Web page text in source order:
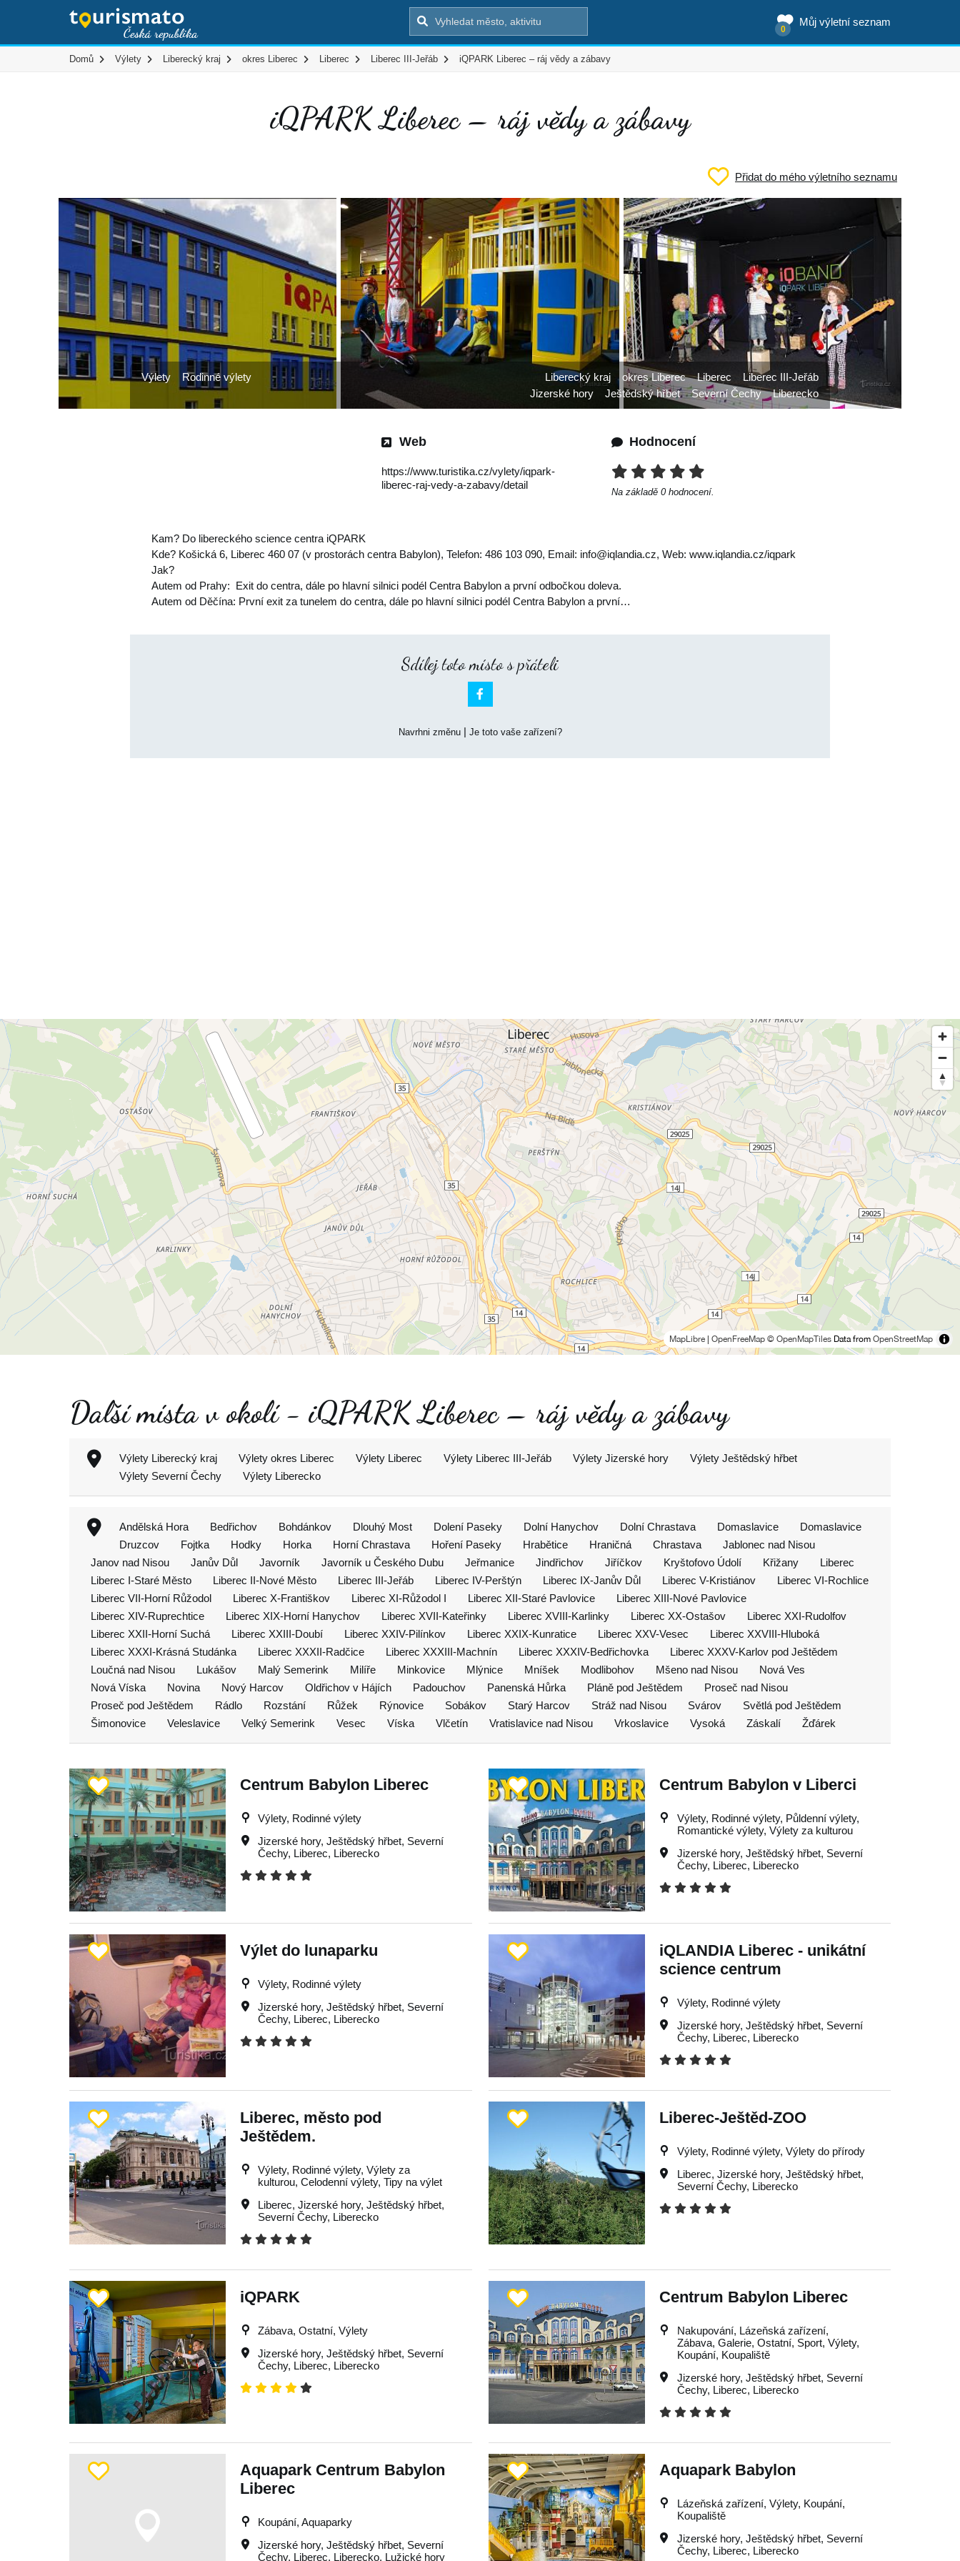
Můj výletní seznam
0
Domů Výlety Liberecký kraj okres Liberec Liberec Liberec III-Jeřáb iQPARK Liberec – ráj vědy a zábavy
iQPARK Liberec – ráj vědy a zábavy
Přidat do mého výletního seznamu
Web
https://www.turistika.cz/vylety/iqpark-
liberec-raj-vedy-a-zabavy/detail
Hodnocení
Na základě 0 hodnocení.
Kam? Do libereckého science centra iQPARK
Kde? Košická 6, Liberec 460 07 (v prostorách centra Babylon), Telefon: 486 103 090, Email: info@iqlandia.cz, Web: www.iqlandia.cz/iqpark
Jak?
Autem od Prahy: Exit do centra, dále po hlavní silnici podél Centra Babylon a první odbočkou doleva.
Autem od Děčína: První exit za tunelem do centra, dále po hlavní silnici podél Centra Babylon a první…
Výlety Rodinné výlety Liberecký kraj okres Liberec Liberec
Liberec III-Jeřáb
Jizerské hory
Ještědský hřbet Severní Čechy Liberecko
Sdílej toto místo s přáteli

Navrhni změnu| Je toto vaše zařízení?
MapLibre OpenFreeMap © OpenMapTiles Data from OpenStreetMap
Další místa v okolí - iQPARK Liberec – ráj vědy a zábavy
Výlety Liberecký kraj Výlety okres Liberec Výlety Liberec Výlety Liberec III-Jeřáb Výlety Jizerské hory
Výlety Ještědský hřbet
Výlety Severní Čechy
Výlety Liberecko
Andělská Hora Bedřichov Bohdánkov Dlouhý Most Dolení Paseky Dolní Hanychov Dolní Chrastava Domaslavice
Domaslavice
Druzcov
Fojtka Hodky Horka Horní Chrastava Hoření Paseky Hrabětice Hraničná Chrastava
Jablonec nad Nisou
Janov nad Nisou
Janův Důl Javorník Javorník u Českého Dubu Jeřmanice Jindřichov Jiříčkov Kryštofovo Údolí Křižany
Liberec
Liberec I-Staré Město
Liberec II-Nové Město Liberec III-Jeřáb Liberec IV-Perštýn Liberec IX-Janův Důl Liberec V-Kristiánov
Liberec VI-Rochlice
Liberec VII-Horní Růžodol
Liberec X-Františkov Liberec XI-Růžodol I Liberec XII-Staré Pavlovice
Liberec XIII-Nové Pavlovice
Liberec XIV-Ruprechtice
Liberec XIX-Horní Hanychov Liberec XVII-Kateřinky Liberec XVIII-Karlinky Liberec XX-Ostašov
Liberec XXI-Rudolfov
Liberec XXII-Horní Suchá
Liberec XXIII-Doubí Liberec XXIV-Pilínkov Liberec XXIX-Kunratice Liberec XXV-Vesec
Liberec XXVIII-Hluboká
Liberec XXXI-Krásná Studánka
Liberec XXXII-Radčice Liberec XXXIII-Machnín Liberec XXXIV-Bedřichovka
Liberec XXXV-Karlov pod Ještědem
Loučná nad Nisou
Lukášov Malý Semerink Milíře Minkovice Mlýnice Mníšek Modlibohov Mšeno nad Nisou
Nová Ves
Nová Víska
Novina Nový Harcov Oldřichov v Hájích Padouchov Panenská Hůrka Pláně pod Ještědem
Proseč nad Nisou
Proseč pod Ještědem
Rádlo Rozstání Růžek Rýnovice Sobákov Starý Harcov Stráž nad Nisou Svárov
Světlá pod Ještědem
Šimonovice
Veleslavice Velký Semerink Vesec Víska Vlčetín Vratislavice nad Nisou Vrkoslavice Vysoká Záskalí Žďárek
Centrum Babylon Liberec
Výlety, Rodinné výlety
Jizerské hory,Ještědský hřbet, Severní
Čechy, Liberec, Liberecko
Centrum Babylon v Liberci
Výlety, Rodinné výlety, Půldenní výlety,
Romantické výlety, Výlety za kulturou
Jizerské hory, Ještědský hřbet, Severní
Čechy, Liberec, Liberecko
Výlet do lunaparku
Výlety, Rodinné výlety
Jizerské hory,Ještědský hřbet, Severní
Čechy, Liberec, Liberecko
iQLANDIA Liberec - unikátní
science centrum
Výlety, Rodinné výlety
Jizerské hory, Ještědský hřbet, Severní
Čechy, Liberec, Liberecko
Liberec, město pod
Ještědem.
Výlety, Rodinné výlety, Výlety za
kulturou, Celodenní výlety, Tipy na výlet
Liberec,Jizerské hory,Ještědský hřbet,
Severní Čechy, Liberecko
Liberec-Ještěd-ZOO
Výlety, Rodinné výlety, Výlety do přírody
Liberec, Jizerské hory, Ještědský hřbet,
Severní Čechy, Liberecko
iQPARK
Zábava, Ostatní, Výlety
Jizerské hory,Ještědský hřbet, Severní
Čechy, Liberec, Liberecko
Centrum Babylon Liberec
Nakupování, Lázeňská zařízení,
Zábava, Galerie, Ostatní, Sport, Výlety,
Koupání, Koupaliště
Jizerské hory, Ještědský hřbet, Severní
Čechy, Liberec, Liberecko
Aquapark Centrum Babylon
Liberec
Koupání, Aquaparky
Jizerské hory,Ještědský hřbet, Severní
Čechy, Liberec, Liberecko, Lužické hory
Aquapark Babylon
Lázeňská zařízení, Výlety, Koupání,
Koupaliště
Jizerské hory, Ještědský hřbet, Severní
Čechy, Liberec, Liberecko